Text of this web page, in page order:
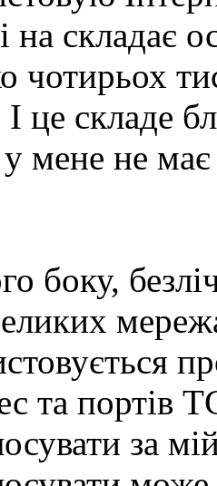
на складає
чотирьох
це складе
мене не має
боку,
та портів
за